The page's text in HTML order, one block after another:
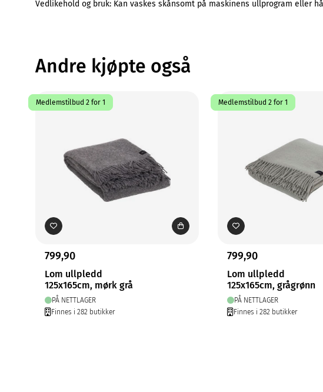
Vedlikehold og bruk: Kan vaskes skånsomt på maskinens ullprogram eller
Andre kjøpte også
Medlemstilbud 2 for 1
799,90
Lom ullpledd
125x165cm, mørk grå
PÅ NETTLAGER
Finnes i 282 butikker
Medlemstilbud 2 for 1
799,90
Lom ullpledd
125x165cm, grågrønn
PÅ NETTLAGER
Finnes i 282 butikker